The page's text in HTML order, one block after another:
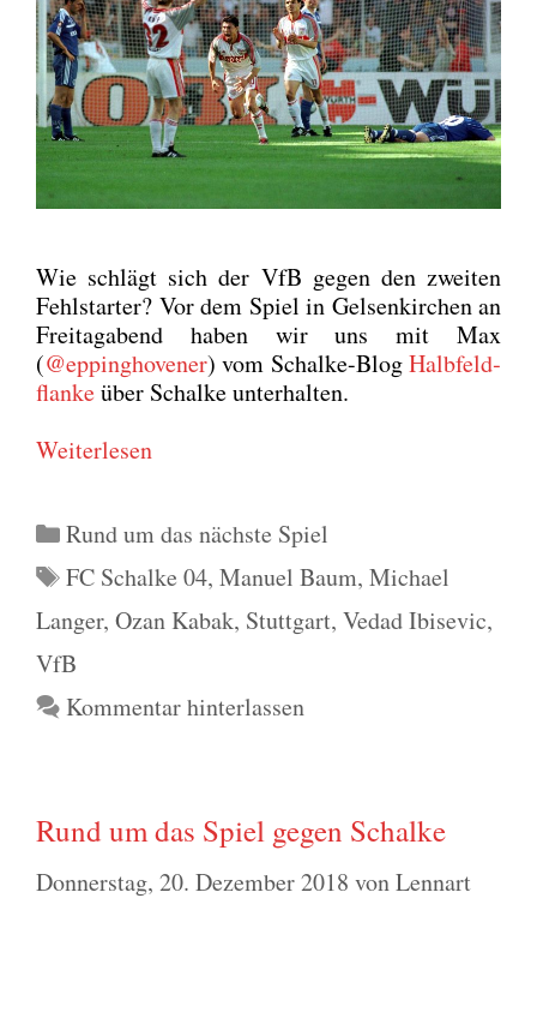
Wie schlägt sich der VfB gegen den zwei­ten
Fehl­star­ter? Vor dem Spiel in Gel­sen­kir­chen an
Frei­tag­abend haben wir uns mit Max
(@eppinghovener) vom Schal­ke-BlogHalb­feld­
flan­keüber Schal­ke unter­hal­ten.
Wei­ter­le­sen
Kategorien
Rund um das nächste Spiel
Schlagwörter
FC Schalke 04, Manuel Baum, Michael
Langer, Ozan Kabak, Stuttgart, Vedad Ibisevic,
VfB
Kommentar hinterlassen
Rund um das Spiel gegen Schalke
Donnerstag, 20. Dezember 2018 vonLennart